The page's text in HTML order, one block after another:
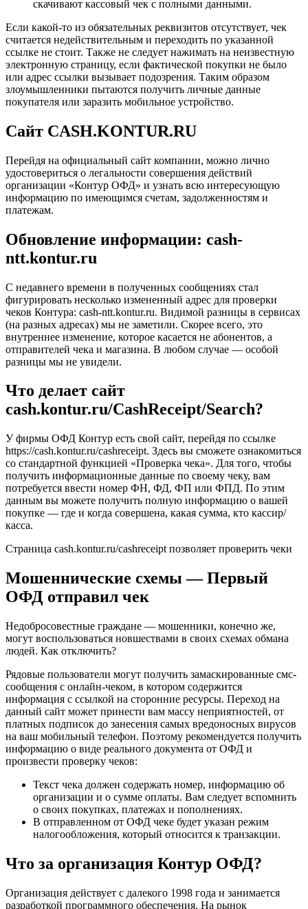
скачивают кассовый чек с полными данными.
Если какой-то из обязательных реквизитов отсутствует, чек
считается недействительным и переходить по указанной
ссылке не стоит. Также не следует нажимать на неизвестную
электронную страницу, если фактической покупки не было
или адрес ссылки вызывает подозрения. Таким образом
злоумышленники пытаются получить личные данные
покупателя или заразить мобильное устройство.
Сайт CASH.KONTUR.RU
Перейдя на официальный сайт компании, можно лично
удостовериться о легальности совершения действий
организации «Контур ОФД» и узнать всю интересующую
информацию по имеющимся счетам, задолженностям и
платежам.
Обновление информации: cash-
ntt.kontur.ru
С недавнего времени в полученных сообщениях стал
фигурировать несколько измененный адрес для проверки
чеков Контура: cash-ntt.kontur.ru. Видимой разницы в сервисах
(на разных адресах) мы не заметили. Скорее всего, это
внутреннее изменение, которое касается не абонентов, а
отправителей чека и магазина. В любом случае — особой
разницы мы не увидели.
Что делает сайт
cash.kontur.ru/CashReceipt/Search?
У фирмы ОФД Контур есть свой сайт, перейдя по ссылке
https://cash.kontur.ru/cashreceipt. Здесь вы сможете ознакомиться
со стандартной функцией «Проверка чека». Для того, чтобы
получить информационные данные по своему чеку, вам
потребуется ввести номер ФН, ФД, ФП или ФПД. По этим
данным вы можете получить полную информацию о вашей
покупке — где и когда совершена, какая сумма, кто кассир/
касса.
Страница cash.kontur.ru/cashreceipt позволяет проверить чеки
Мошеннические схемы — Первый
ОФД отправил чек
Недобросовестные граждане — мошенники, конечно же,
могут воспользоваться новшествами в своих схемах обмана
людей. Как отключить?
Рядовые пользователи могут получить замаскированные смс-
сообщения с онлайн-чеком, в котором содержится
информация с ссылкой на сторонние ресурсы. Переход на
данный сайт может принести вам массу неприятностей, от
платных подписок до занесения самых вредоносных вирусов
на ваш мобильный телефон. Поэтому рекомендуется получить
информацию о виде реального документа от ОФД и
произвести проверку чеков:
Текст чека должен содержать номер, информацию об
организации и о сумме оплаты. Вам следует вспомнить
о своих покупках, платежах и пополнениях.
В отправленном от ОФД чеке будет указан режим
налогообложения, который относится к транзакции.
Что за организация Контур ОФД?
Организация действует с далекого 1998 года и занимается
разработкой программного обеспечения. На рынок